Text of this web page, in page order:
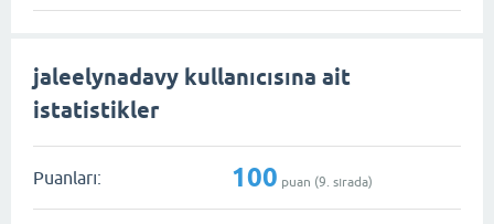
jaleelynadavy kullanıcısına ait
istatistikler
Puanları: 100 puan (9 . sırada)